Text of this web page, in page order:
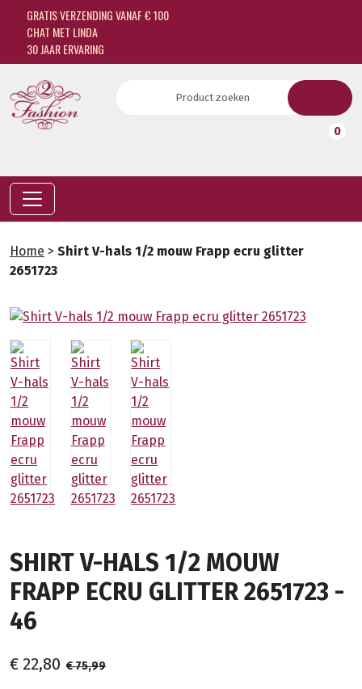
GRATIS VERZENDING VANAF € 100
CHAT MET LINDA
30 JAAR ERVARING
0
Home > Shirt V-hals 1/2 mouw Frapp ecru glitter
2651723
SHIRT V-HALS 1/2 MOUW
FRAPP ECRU GLITTER 2651723 -
46
€ 22,80 € 75,99